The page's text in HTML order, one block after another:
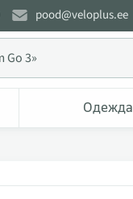
pood@veloplus.ee
Одежда